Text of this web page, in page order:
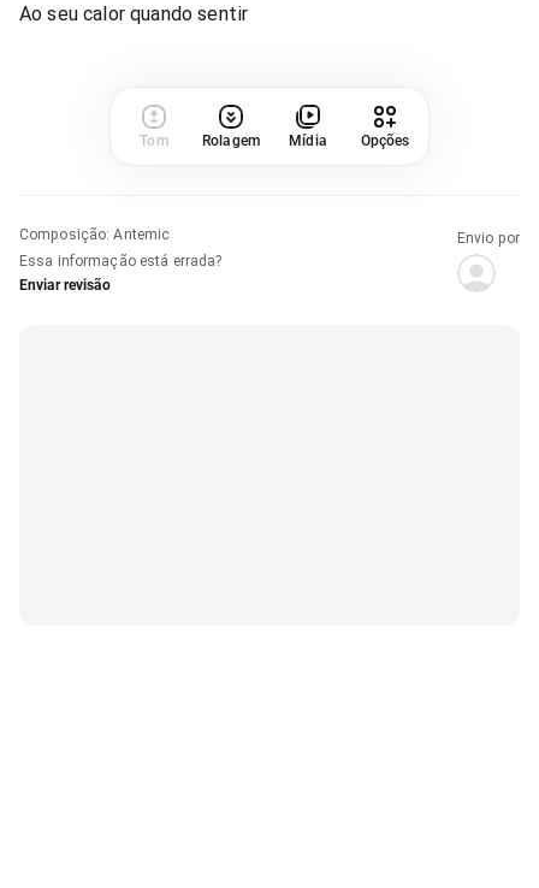
Ao seu calor quando sentir
Tom Rolagem Mídia Opções
Composição:Antemic
Essa informação está errada?
Enviar revisão
Envio por